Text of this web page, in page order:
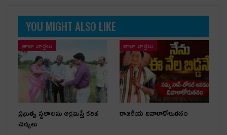
YOU MIGHT ALSO LIKE
తాజా వార్తలు
ప్రభుత్వ స్థలాలను ఆక్రమిస్తే కఠిన
చర్యలు
తాజా వార్తలు
రాజకీయ దివాళాకోరుతనం